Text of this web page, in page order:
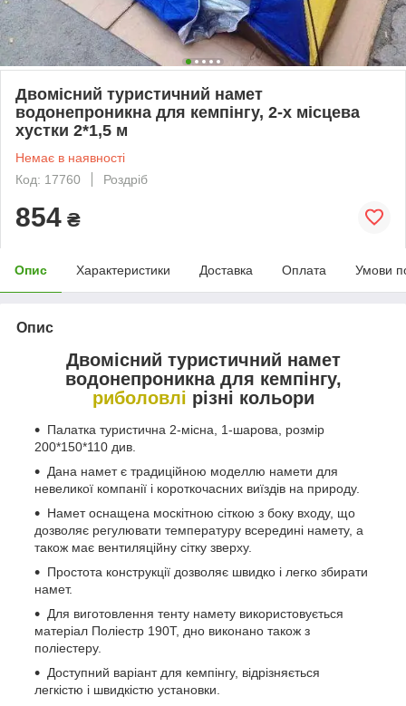
Двомісний туристичний намет
водонепроникна для кемпінгу, 2-х місцева
хустки 2*1,5 м
Немає в наявності
Код: 17760
Роздріб
854 ₴
Опис Характеристики Доставка Оплата Умови
Опис
Двомісний туристичний намет
водонепроникна для кемпінгу,
риболовлі різні кольори
Палатка туристична 2-місна, 1-шарова, розмір
200*150*110 див.
Дана намет є традиційною моделлю намети для
невеликої компанії і короткочасних виїздів на природу.
Намет оснащена москітною сіткою з боку входу, що
дозволяє регулювати температуру всередині намету, а
також має вентиляційну сітку зверху.
Простота конструкції дозволяє швидко і легко збирати
намет.
Для виготовлення тенту намету використовується
матеріал Поліестр 190Т, дно виконано також з
поліестеру.
Доступний варіант для кемпінгу, відрізняється
легкістю і швидкістю установки.